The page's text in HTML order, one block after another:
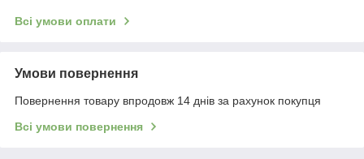
Всі умови оплати
Умови повернення
Повернення товару впродовж 14 днів за рахунок покупця
Всі умови повернення